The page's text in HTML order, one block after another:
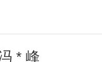
* 峰